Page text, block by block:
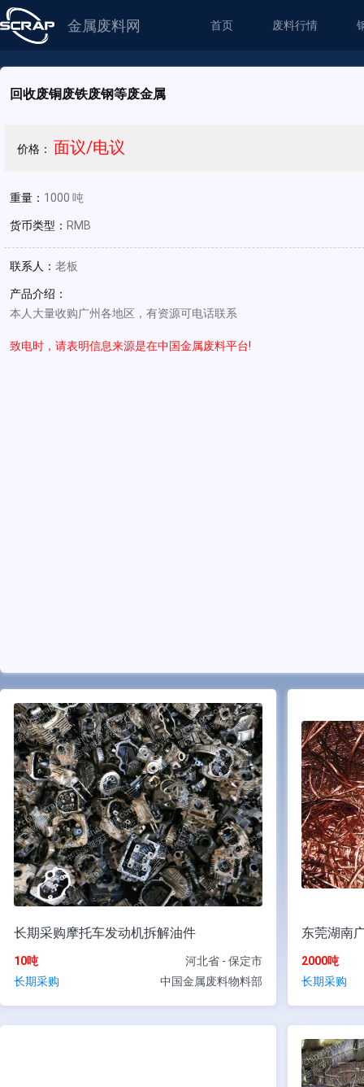
金属废料网 首页 废料行情
回收废铜废铁废钢等废金属
价格： 面议/电议
重量： 1000 吨
货币类型： RMB
联系人： 老板
产品介绍：
本人大量收购广州各地区，有资源可电话联系
致电时，请表明信息来源是在中国金属废料平台!
长期采购摩托车发动机拆解油件
10吨
河北省 - 保定市
长期采购
中国金属废料物料部
东莞湖南
2000吨
长期采购